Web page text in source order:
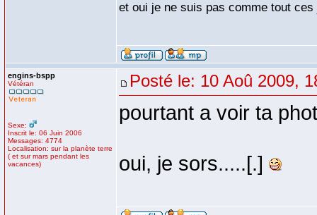
et oui je ne suis pas comme tout
engins-bspp
Vétéran
Sexe:
Inscrit le: 06 Juin 2006
Messages: 4774
Localisation: sur la planète terre
( et sur mars pendant les
vacances)
Posté le: 10 Aoû 2009,
pourtant a voir ta
oui, je sors.....[.]